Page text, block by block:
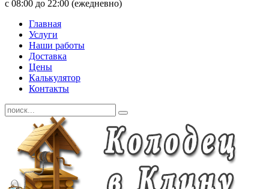
с 08:00 до 22:00 (ежедневно)
Главная
Услуги
Наши работы
Доставка
Цены
Калькулятор
Контакты